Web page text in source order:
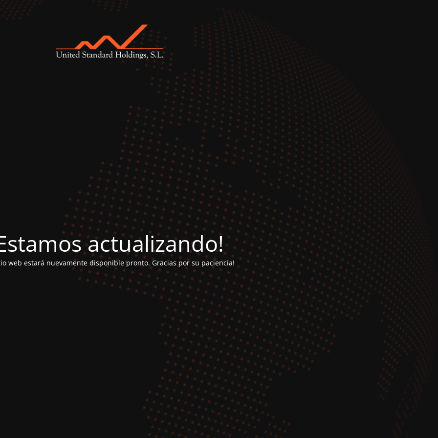
actualizando!
web estará nuevamente disponible pronto. Gracias por su paciencia!